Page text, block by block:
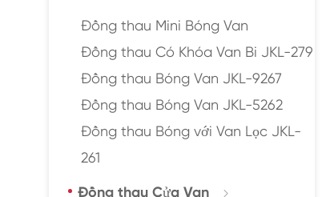
Đồng thau Mini Bóng Van
Đồng thau Có Khóa Van Bi JKL-279
Đồng thau Bóng Van JKL-9267
Đồng thau Bóng Van JKL-5262
Đồng thau Bóng với Van Lọc JKL-
261
Đồng thau Cửa Van 